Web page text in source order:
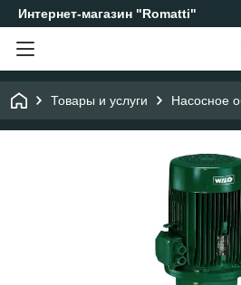
Интернет-магазин "Romatti"
Товары и услуги Насосное